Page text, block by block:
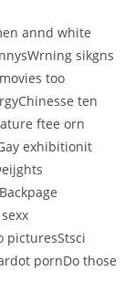
annd white
sikgns
too
ten
ftee orn
exhibitionit
picturesStsci
pornDo those